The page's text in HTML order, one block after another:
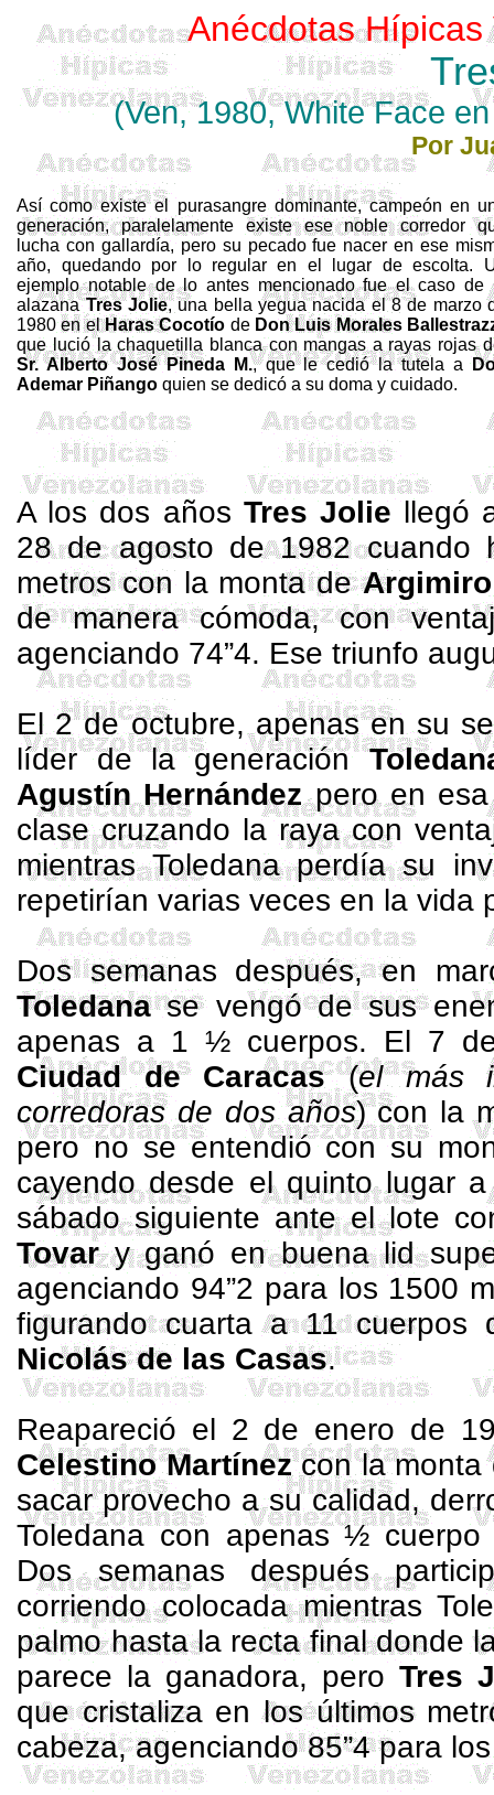
Anécdotas
(Ven, 1980, WhiteFace
Por
Así como existe el purasangre dominante, campeón en
generación, paralelamente existe ese noble corredor
lucha con gallardía, pero su pecado fue nacer en ese
año, quedando por lo regular en el lugar de escolta.
ejemplo notable de lo antes mencionado fue el caso de
alazanaTres Jolie, una bella yegua nacida el 8 de marzo
1980 en elHarasCocotío de Don Luis Morales
que lució la chaquetilla blanca con mangas a rayas rojas
Sr. Alberto José Pineda M., que le cedió la tutela a
Ademar Piñango quien se dedicó a su doma y cuidado.
A los dos años Tres Jolie llegó
28 de agosto de 1982
metroscon la monta de
de manera cómoda, con
agenciando 74”4. Ese triunfo
El 2 de octubre, apenas en su
líder dela generación
AgustínHernándezpero en
clase cruzando la raya con
mientras Toledana perdía su
repetirían varias veces en la
Dos semanas después, en
Toledanase vengó de sus
apenas a 1 ½ cuerpos. El 7
Ciudad de Caracas(el más
corredoras de dos años) con la
pero no se entendió con su
cayendo desde el quinto lugar
sábado siguiente ante el lote
Tovary ganó en buena lid
agenciando 94”2 para los 1500
figurando cuarta a 11
Nicolásde las Casas.
Reapareció el 2 de enero de
CelestinoMartínezcon la
sacar provecho a su calidad,
Toledanacon apenas ½ cuerpo
Dos semanas después
corriendo colocada mientras
palmo hasta la recta final donde
parece la ganadora, peroTres
que cristaliza en los últimos
cabeza, agenciando 85”4 para